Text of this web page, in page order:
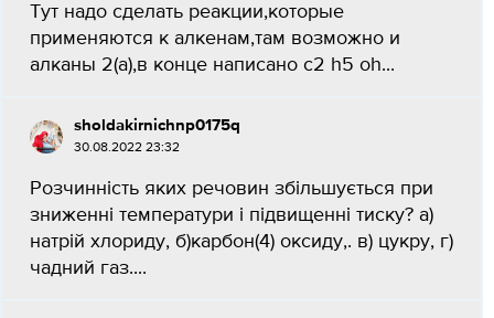
Тут надо сделать реакции,которые
применяются к алкенам,там возможно и
алканы 2(а),в конце написано c2 h5 oh...
sholdakirnichnp0175q
30.08.2022 23:32
Розчинність яких речовин збільшується при
зниженні температури і підвищенні тиску? а)
натрій хлориду, б)карбон(4) оксиду,. в) цукру, г)
чадний газ....